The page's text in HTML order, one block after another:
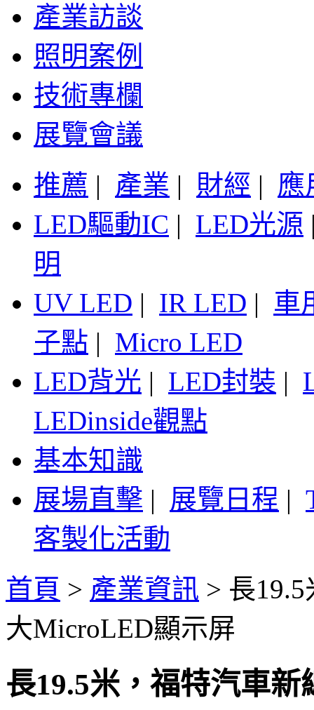
產業訪談
照明案例
技術專欄
展覽會議
推薦 | 產業 | 財經 | 應
LED驅動IC | LED光源
明
UV LED | IR LED | 車
子點 | Micro LED
LED背光 | LED封裝 |
LEDinside觀點
基本知識
展場直擊 | 展覽日程 |
客製化活動
首頁 > 產業資訊 > 長
大MicroLED顯示屏
長19.5米，福特汽車